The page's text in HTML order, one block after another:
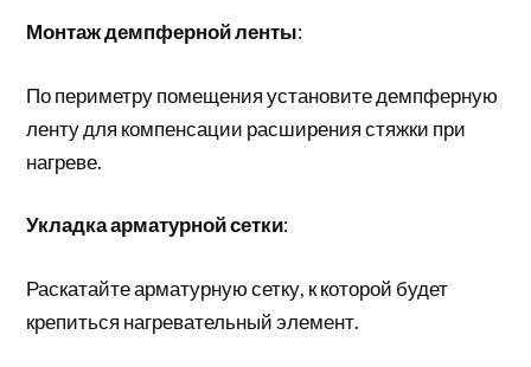
Монтаж демпферной ленты:
По периметру помещения установите демпферную
ленту для компенсации расширения стяжки при
нагреве.
Укладка арматурной сетки:
Раскатайте арматурную сетку, к которой будет
крепиться нагревательный элемент.